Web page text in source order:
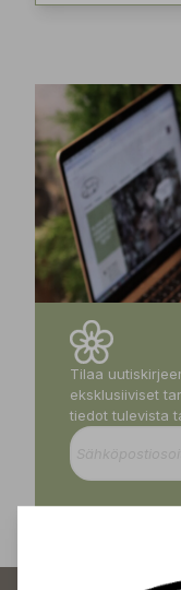
Tilaa
eksklusiiviset
tiedot tulevista